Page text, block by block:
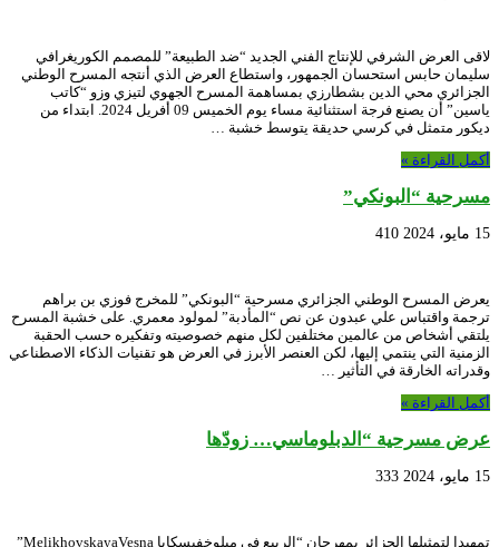
لاقى العرض الشرفي للإنتاج الفني الجديد “ضد الطبيعة” للمصمم الكوريغرافي
سليمان حابس استحسان الجمهور، واستطاع العرض الذي أنتجه المسرح الوطني
الجزائري محي الدين بشطارزي بمساهمة المسرح الجهوي لتيزي وزو “كاتب
ياسين” أن يصنع فرجة استثنائية مساء يوم الخميس 09 أفريل 2024. ابتداء من
ديكور متمثل في كرسي حديقة يتوسط خشبة …
أكمل القراءة »
مسرحية “البونكي”
15 مايو، 2024 410
يعرض المسرح الوطني الجزائري مسرحية “البونكي” للمخرج فوزي بن براهم
ترجمة واقتباس علي عبدون عن نص “المأدبة” لمولود معمري. على خشبة المسرح
يلتقي أشخاص من عالمين مختلفين لكل منهم خصوصيته وتفكيره حسب الحقبة
الزمنية التي ينتمي إليها، لكن العنصر الأبرز في العرض هو تقنيات الذكاء الاصطناعي
وقدراته الخارقة في التأثير …
أكمل القراءة »
عرض مسرحية “الدبلوماسي… زودّها
15 مايو، 2024 333
تمهيدا لتمثيلها الجزائر بمهرجان “الربيع في ميلوخفيسكايا MelikhovskayaVesna”